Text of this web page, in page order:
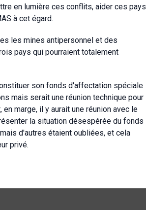
en lumière ces conflits, aider ces pays
à cet égard.
les mines antipersonnel et des
pays qui pourraient totalement
son fonds d'affectation spéciale
mais serait une réunion technique pour
marge, il y aurait une réunion avec le
la situation désespérée du fonds
d'autres étaient oubliées, et cela
privé.